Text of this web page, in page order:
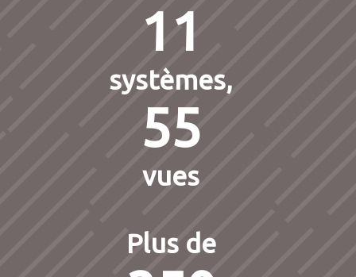
11
systèmes,
55
vues
Plus de